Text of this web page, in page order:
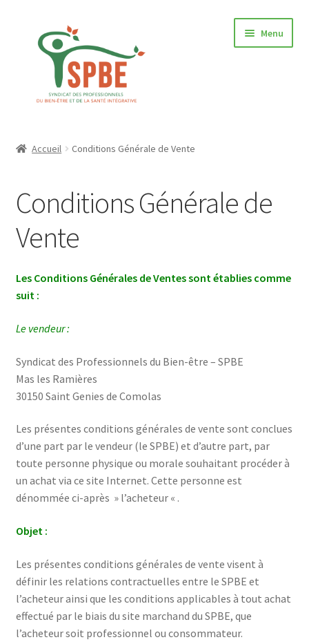
navigation
contenu
Menu
Content restricted
Labos 2019
Le Congrès 15 & 16 juin 2019 : LE PROGRAMME
Pack 2020
Pack Vidéo 2021
Pack vidéos 2019
Panier
Politique de confidentialité
Commande
Accueil Conditions Générale de Vente
Conditions Générale de
Vente
Les Conditions Générales de Ventes sont établies comme
suit :
Le vendeur :
Syndicat des Professionnels du Bien-être – SPBE
Mas les Ramières
30150 Saint Genies de Comolas
Les présentes conditions générales de vente sont conclues
d’une part par le vendeur (le SPBE) et d’autre part, par
toute personne physique ou morale souhaitant procéder à
un achat via ce site Internet. Cette personne est
dénommée ci-après » l’acheteur « .
Objet :
Les présentes conditions générales de vente visent à
définir les relations contractuelles entre le SPBE et
l’acheteur ainsi que les conditions applicables à tout achat
effectué par le biais du site marchand du SPBE, que
l’acheteur soit professionnel ou consommateur.